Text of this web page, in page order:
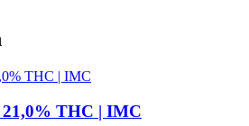
THC | IMC